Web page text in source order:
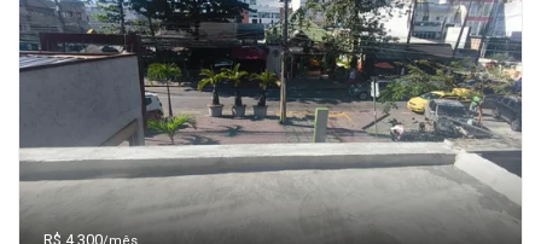
R$ 4.300